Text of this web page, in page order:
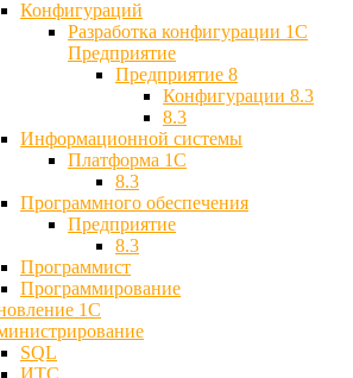
Конфигураций
Разработка конфигурации 1С
Предприятие
Предприятие 8
Конфигурации 8.3
8.3
Информационной системы
Платформа 1С
8.3
Программного обеспечения
Предприятие
8.3
Программист
Программирование
1С
SQL
ИТС